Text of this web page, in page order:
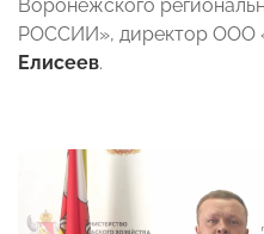
Воронежского
РОССИИ», директор ООО
Елисеев.